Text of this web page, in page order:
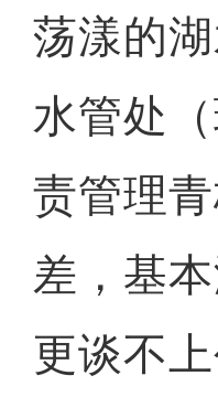
荡漾的
水管处
责管理
差，基
更谈不上